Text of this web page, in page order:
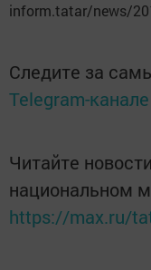
inform.tatar/news/
Следите за
Telegram-канале
Читайте
национальном
https://max.ru/